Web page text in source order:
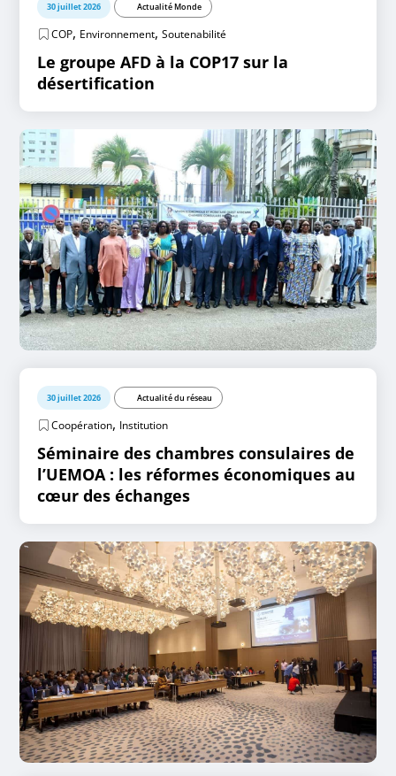
30 juillet 2026 Actualité Monde
COP, Environnement,Soutenabilité
Le groupe AFD à la COP17 sur la
désertification
30 juillet 2026 Actualité du réseau
Coopération, Institution
Séminaire des chambres consulaires de
l’UEMOA : les réformes économiques au
cœur des échanges